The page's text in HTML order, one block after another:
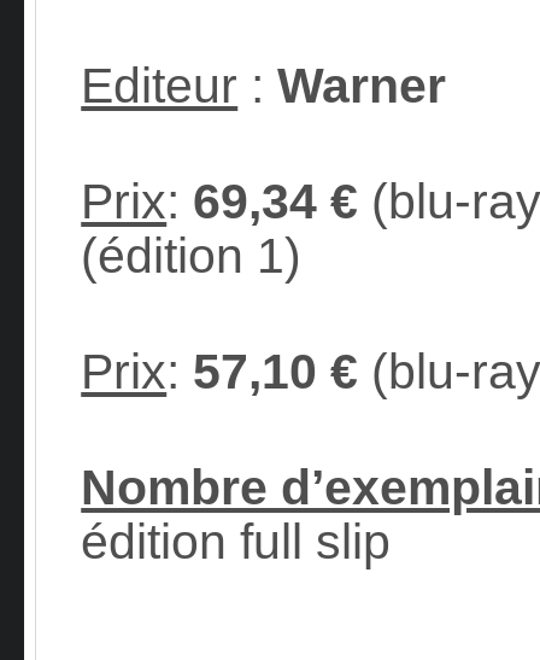
Editeur : Warner
Prix: 69,34 € (blu-
(édition 1)
Prix: 57,10 € (blu-
Nombre
édition full slip